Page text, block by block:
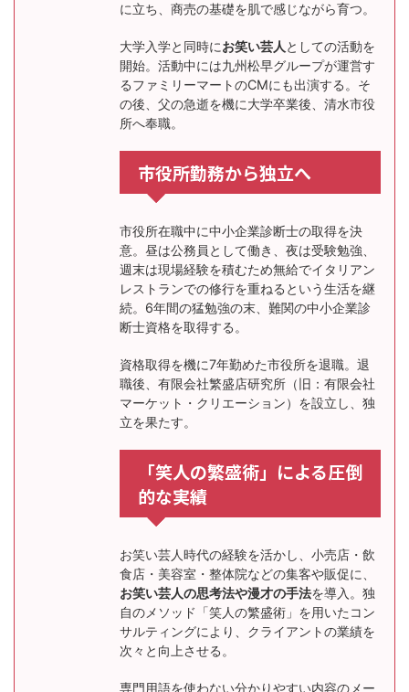
に立ち、商売の基礎を肌で感じながら育つ。
大学入学と同時にお笑い芸人 としての活動を
開始。活動中には九州松早グループが運営す
るファミリーマートのCMにも出演する。そ
の後、父の急逝を機に大学卒業後、清水市役
所へ奉職。
市役所勤務から独立へ
市役所在職中に中小企業診断士の取得を決
意。昼は公務員として働き、夜は受験勉強、
週末は現場経験を積むため無給でイタリアン
レストランでの修行を重ねるという生活を継
続。6年間の猛勉強の末、難関の中小企業診
断士資格を取得する。
資格取得を機に7年勤めた市役所を退職。退
職後、有限会社繁盛店研究所（旧：有限会社
マーケット・クリエーション）を設立し、独
立を果たす。
「笑人の繁盛術」による圧倒
的な実績
お笑い芸人時代の経験を活かし、小売店・飲
食店・美容室・整体院などの集客や販促に、
お笑い芸人の思考法や漫才の手法を導入。独
自のメソッド「笑人の繁盛術」を用いたコン
サルティングにより、クライアントの業績を
次々と向上させる。
専門用語を使わない分かりやすい内容のメー